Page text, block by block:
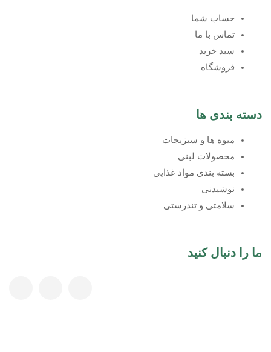
حساب شما
تماس با ما
سبد خرید
فروشگاه
دسته بندی ها
میوه ها و سبزیجات
محصولات لبنی
بسته بندی مواد غذایی
نوشیدنی
سلامتی و تندرستی
ما را دنبال کنید